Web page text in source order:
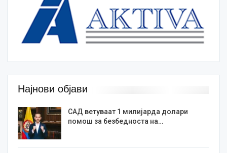
Најнови објави
САД ветуваат 1 милијарда долари
помош за безбедноста на…